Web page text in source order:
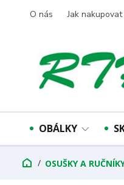
O nás Jak nakupovat
OBÁLKY
OSUŠKY A